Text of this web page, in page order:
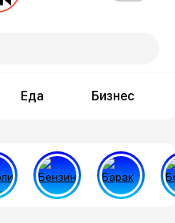
Еда Бизнес